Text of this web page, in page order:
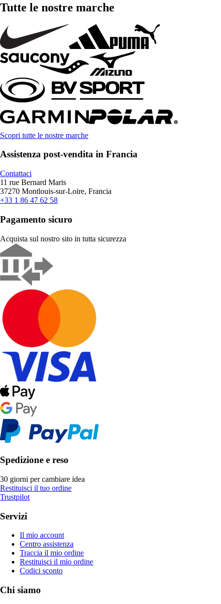
Tutte le nostre marche
Scopri tutte le nostre marche
Assistenza post-vendita in Francia
Contattaci
11 rue Bernard Maris
37270 Montlouis-sur-Loire, Francia
+33 1 86 47 62 58
Pagamento sicuro
Acquista sul nostro sito in tutta sicurezza
Spedizione e reso
30 giorni per cambiare idea
Restituisci il tuo ordine
Trustpilot
Servizi
Il mio account
Centro assistenza
Traccia il mio ordine
Restituisci il mio ordine
Codici sconto
Chi siamo